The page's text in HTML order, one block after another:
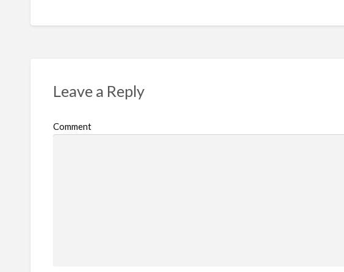
Leave a Reply
Comment